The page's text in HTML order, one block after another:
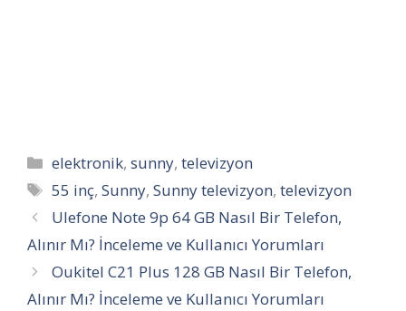
Kategoriler
elektronik,sunny,televizyon
Etiketler
55 inç,Sunny,Sunny televizyon,televizyon
Ulefone Note 9p 64 GB Nasıl Bir Telefon,
Alınır Mı? İnceleme ve Kullanıcı Yorumları
Oukitel C21 Plus 128 GB Nasıl Bir Telefon,
Alınır Mı? İnceleme ve Kullanıcı Yorumları